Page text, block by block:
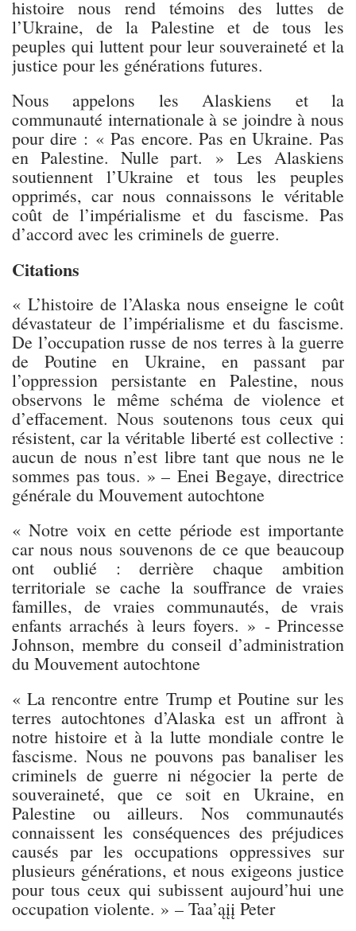
histoire nous rend témoins des luttes de
l’Ukraine, de la Palestine et de tous les
peuples qui luttent pour leur souveraineté et la
justice pour les générations futures.
Nous appelons les Alaskiens et la
communauté internationale à se joindre à nous
pour dire : « Pas encore. Pas en Ukraine. Pas
en Palestine. Nulle part. » Les Alaskiens
soutiennent l’Ukraine et tous les peuples
opprimés, car nous connaissons le véritable
coût de l’impérialisme et du fascisme. Pas
d’accord avec les criminels de guerre.
Citations
« L’histoire de l’Alaska nous enseigne le coût
dévastateur de l’impérialisme et du fascisme.
De l’occupation russe de nos terres à la guerre
de Poutine en Ukraine, en passant par
l’oppression persistante en Palestine, nous
observons le même schéma de violence et
d’effacement. Nous soutenons tous ceux qui
résistent, car la véritable liberté est collective :
aucun de nous n’est libre tant que nous ne le
sommes pas tous. » – Enei Begaye, directrice
générale du Mouvement autochtone
« Notre voix en cette période est importante
car nous nous souvenons de ce que beaucoup
ont oublié : derrière chaque ambition
territoriale se cache la souffrance de vraies
familles, de vraies communautés, de vrais
enfants arrachés à leurs foyers. » - Princesse
Johnson, membre du conseil d’administration
du Mouvement autochtone
« La rencontre entre Trump et Poutine sur les
terres autochtones d’Alaska est un affront à
notre histoire et à la lutte mondiale contre le
fascisme. Nous ne pouvons pas banaliser les
criminels de guerre ni négocier la perte de
souveraineté, que ce soit en Ukraine, en
Palestine ou ailleurs. Nos communautés
connaissent les conséquences des préjudices
causés par les occupations oppressives sur
plusieurs générations, et nous exigeons justice
pour tous ceux qui subissent aujourd’hui une
occupation violente. » – Taa’ąįį Peter